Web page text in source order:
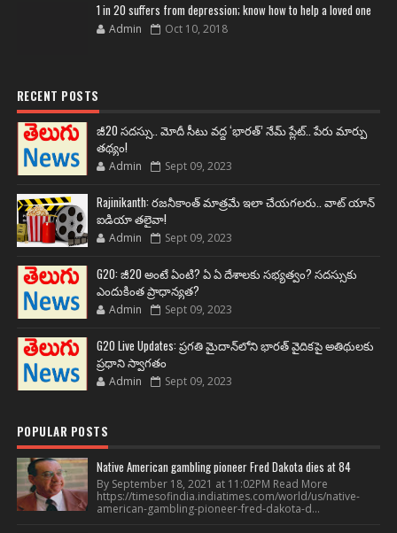
1 in 20 suffers from depression; know how to help a loved one
Admin Oct 10, 2018
RECENT POSTS
జీ20 సదస్సు.. మోదీ సీటు వద్ద ‘భారత్’ నేమ్ ప్లేట్‌.. పేరు మార్పు
తథ్యం!
Admin Sept 09, 2023
Rajinikanth: రజనీకాంత్ మాత్రమే ఇలా చేయగలరు.. వాట్ యాన్
ఐడియా తలైవా!
Admin Sept 09, 2023
G20: జీ20 అంటే ఏంటి? ఏ ఏ దేశాలకు సభ్యత్వం? సదస్సుకు
ఎందుకింత ప్రాధాన్యత?
Admin Sept 09, 2023
G20 Live Updates: ప్రగతి మైదాన్‌లోని భారత్ వైదికపై అతిథులకు
ప్రధాని స్వాగతం
Admin Sept 09, 2023
POPULAR POSTS
Native American gambling pioneer Fred Dakota dies at 84
By September 18, 2021 at 11:02PM Read More
https://timesofindia.indiatimes.com/world/us/native-
american-gambling-pioneer-fred-dakota-d...